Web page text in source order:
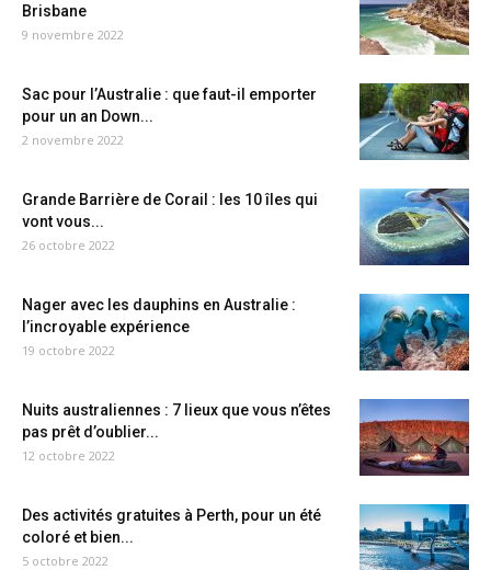
Brisbane
9 novembre 2022
Sac pour l’Australie : que faut-il emporter
pour un an Down...
2 novembre 2022
Grande Barrière de Corail : les 10 îles qui
vont vous...
26 octobre 2022
Nager avec les dauphins en Australie :
l’incroyable expérience
19 octobre 2022
Nuits australiennes : 7 lieux que vous n’êtes
pas prêt d’oublier...
12 octobre 2022
Des activités gratuites à Perth, pour un été
coloré et bien...
5 octobre 2022